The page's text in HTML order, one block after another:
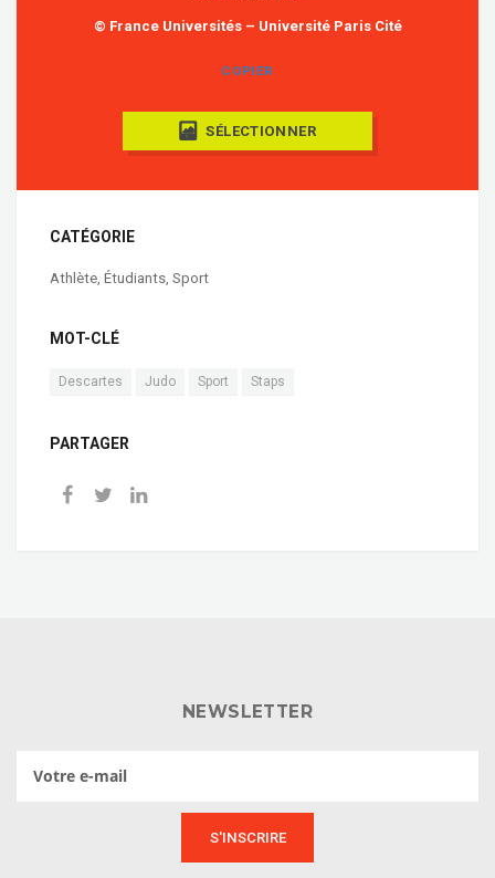
© France Universités – Université Paris Cité
COPIER
SÉLECTIONNER
CATÉGORIE
Athlète, Étudiants, Sport
MOT-CLÉ
Descartes Judo Sport Staps
PARTAGER
NEWSLETTER